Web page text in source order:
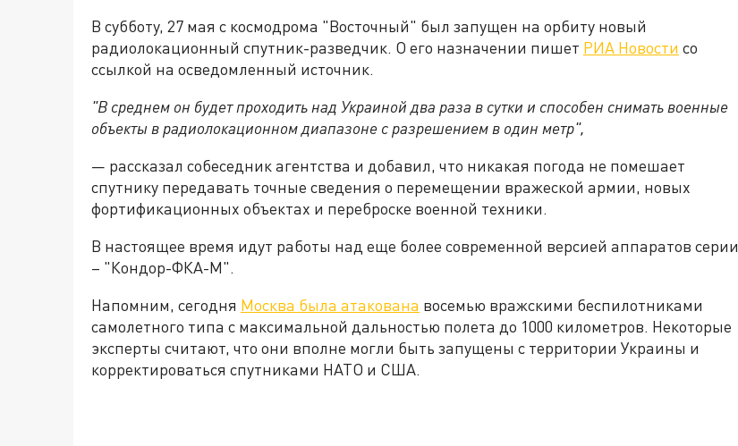
В субботу, 27 мая с космодрома "Восточный" был запущен на орбиту новый
радиолокационный спутник-разведчик. О его назначении пишет РИА Новости со
ссылкой на осведомленный источник.
"В среднем он будет проходить над Украиной два раза в сутки и способен снимать военные
объекты в радиолокационном диапазоне с разрешением в один метр",
— рассказал собеседник агентства и добавил, что никакая погода не помешает
спутнику передавать точные сведения о перемещении вражеской армии, новых
фортификационных объектах и переброске военной техники.
В настоящее время идут работы над еще более современной версией аппаратов серии
– "Кондор-ФКА-М".
Напомним, сегодня Москва была атакована восемью вражскими беспилотниками
самолетного типа с максимальной дальностью полета до 1000 километров. Некоторые
эксперты считают, что они вполне могли быть запущены с территории Украины и
корректироваться спутниками НАТО и США.